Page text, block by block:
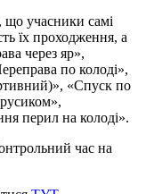
що учасники самі
їх проходження, а
через яр»,
по колоді»,
«Спуск по
перил на колоді».
час на